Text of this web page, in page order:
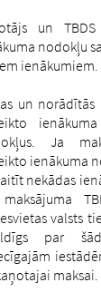
un
nodokļu
ienākumiem.
un norādītās
Ja
ienākuma
nekādas
valsts
par
maksai.